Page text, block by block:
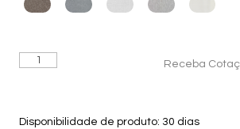
Cama
Receba
Disponibilidade de produto: 30 dias